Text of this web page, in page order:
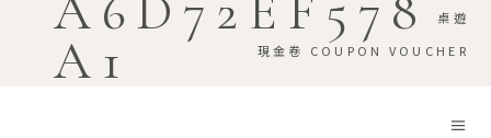
桌遊
現金卷 COUPON VOUCHER
A1